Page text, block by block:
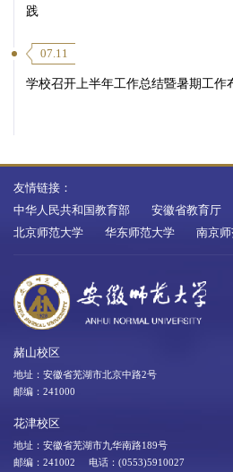
践
07.11
学校召开上半年工作总结暨暑期工作
友情链接：
中华人民共和国教育部
安徽省教育厅
北京师范大学
华东师范大学 南京
赭山校区
地址：安徽省芜湖市北京中路2号
邮编：241000
花津校区
地址：安徽省芜湖市九华南路189号
邮编：241002 电话：(0553)5910027